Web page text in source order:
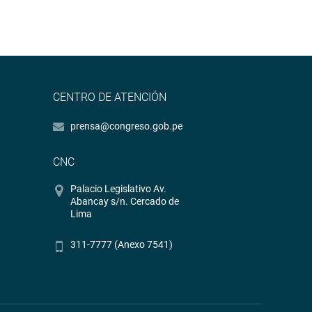
CENTRO DE ATENCIÓN
prensa@congreso.gob.pe
CNC
Palacio Legislativo Av.
Abancay s/n. Cercado de
Lima
311-7777 (Anexo 7541)